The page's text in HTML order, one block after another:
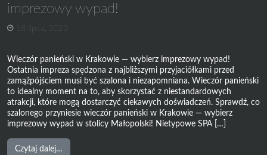
imprezowy wypad!
18 lipca, 2023
Wieczór panieński w Krakowie — wybierz imprezowy wypad!
Ostatnia impreza spędzona z najbliższymi przyjaciółkami przed
zamążpójściem musi być szalona i niezapomniana. Wieczór panieński
to idealny moment na to, aby skorzystać z niestandardowych
atrakcji, które mogą dostarczyć ciekawych doświadczeń. Sprawdź, co
szalonego przyniesie wieczór panieński w Krakowie — wybierz
imprezowy wypad w stolicy Małopolski! Nietypowe SPA […]
Czytaj dalej…